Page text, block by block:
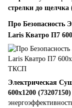
стрелки до щелчка
Про Безопасность
Laris Кватро П7
Электрическая
600x1200 (73207150)